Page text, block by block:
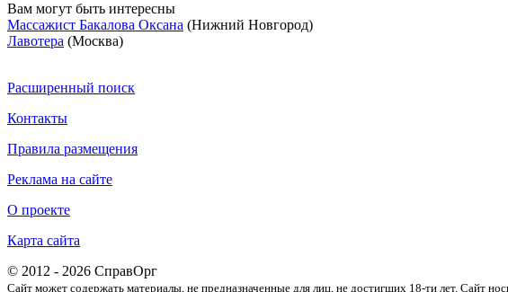
Вам могут быть интересны
Массажист Бакалова Оксана (Нижний Новгород)
Лавотера (Москва)
Расширенный поиск
Контакты
Правила размещения
Реклама на сайте
О проекте
Карта сайта
© 2012 - 2026 СправОрг
Сайт может содержать материалы, не предназначенные для лиц, не достигших 18-ти лет. Cайт